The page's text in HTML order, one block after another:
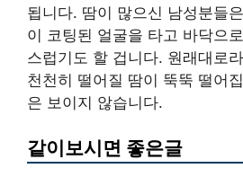
됩니다. 땀이 많으신 남성분들
이 코팅된 얼굴을 타고 바닥으
스럽기도 할 겁니다. 원래대로
천천히 떨어질 땀이 뚝뚝 떨어
은 보이지 않습니다.
같이보시면 좋은글